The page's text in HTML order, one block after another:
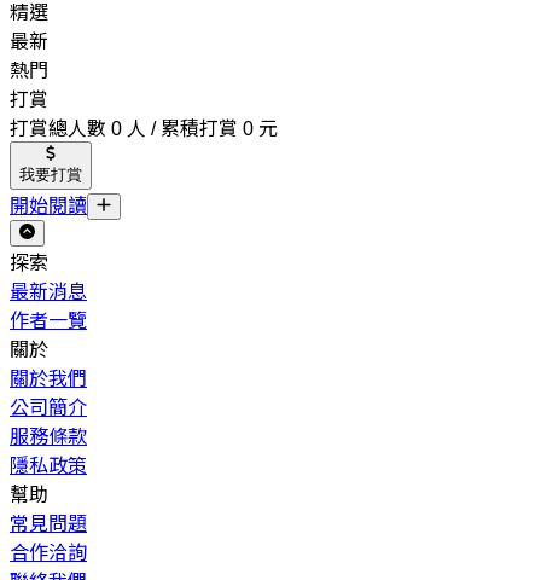
精選
最新
熱門
打賞
打賞總人數 0 人 / 累積打賞 0 元
我要打賞
開始閱讀
探索
最新消息
作者一覽
關於
關於我們
公司簡介
服務條款
隱私政策
幫助
常見問題
合作洽詢